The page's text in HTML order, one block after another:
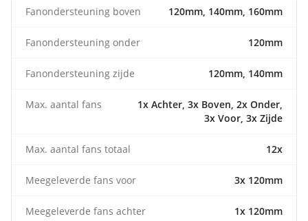
Fanondersteuning boven 120mm, 140mm, 160mm
Fanondersteuning onder 120mm
Fanondersteuning zijde 120mm, 140mm
Max. aantal fans
1x Achter, 3x Boven, 2x Onder,
3x Voor, 3x Zijde
Max. aantal fans totaal 12x
Meegeleverde fans voor 3x 120mm
Meegeleverde fans achter 1x 120mm